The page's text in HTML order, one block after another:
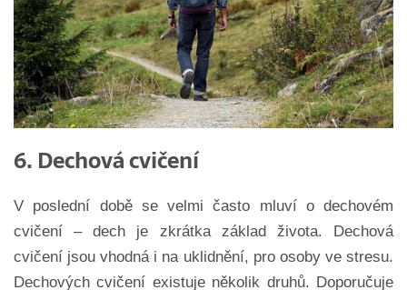
6. Dechová cvičení
V poslední době se velmi často mluví o dechovém
cvičení – dech je zkrátka základ života. Dechová
cvičení jsou vhodná i na uklidnění, pro osoby ve stresu.
Dechových cvičení existuje několik druhů. Doporučuje